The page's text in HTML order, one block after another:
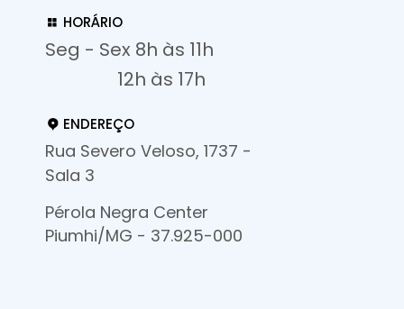
HORÁRIO
Seg - Sex 8h às 11h
12h às 17h
ENDEREÇO
Rua Severo Veloso, 1737 -
Sala 3
Pérola Negra Center
Piumhi/MG - 37.925-000